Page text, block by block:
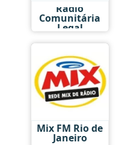
Rádio
Comunitária
Legal
Mix FM Rio de
Janeiro